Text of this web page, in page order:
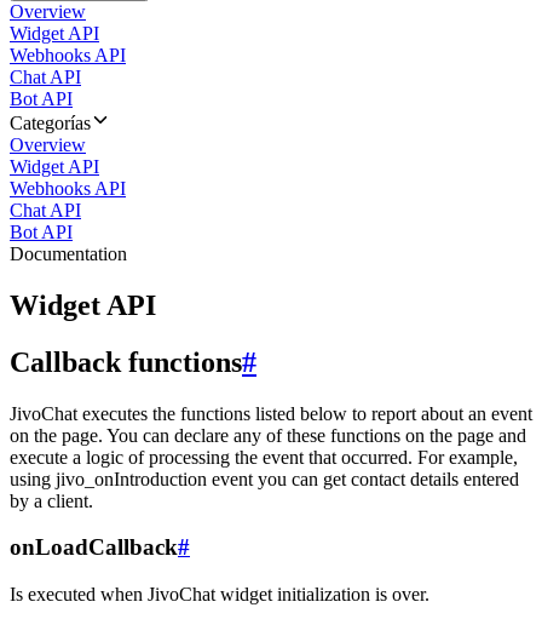
Overview
Widget API
Webhooks API
Chat API
Bot API
Categorías
Overview
Widget API
Webhooks API
Chat API
Bot API
Documentation
Widget API
Callback functions#
JivoChat executes the functions listed below to report about an event
on the page. You can declare any of these functions on the page and
execute a logic of processing the event that occurred. For example,
using jivo_onIntroduction event you can get contact details entered
by a client.
onLoadCallback#
Is executed when JivoChat widget initialization is over.